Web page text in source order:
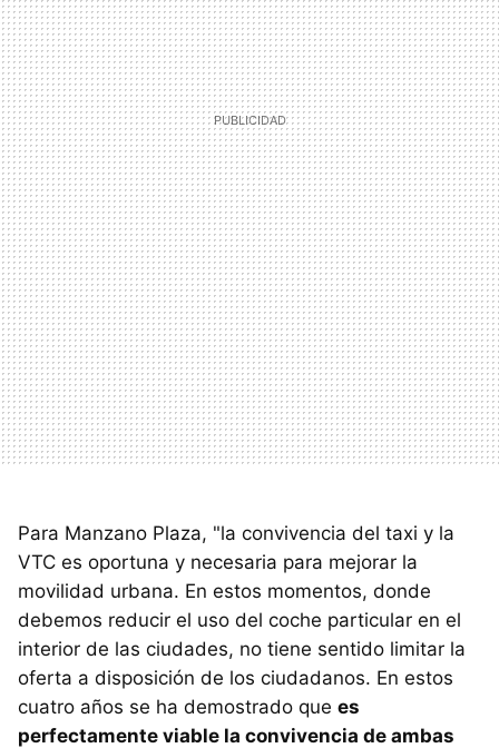
Para Manzano Plaza, "la convivencia del taxi y la
VTC es oportuna y necesaria para mejorar la
movilidad urbana. En estos momentos, donde
debemos reducir el uso del coche particular en el
interior de las ciudades, no tiene sentido limitar la
oferta a disposición de los ciudadanos. En estos
cuatro años se ha demostrado que es
perfectamente viable la convivencia de ambas